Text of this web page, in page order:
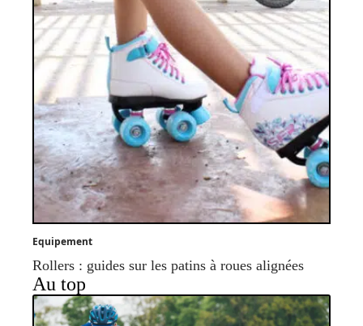
Equipement
Rollers : guides sur les patins à roues alignées
Au top